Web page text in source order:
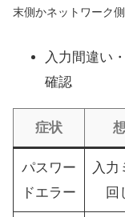
末側かネットワーク
入力間違い
確認
症状
パスワー
ドエラー
入力
回